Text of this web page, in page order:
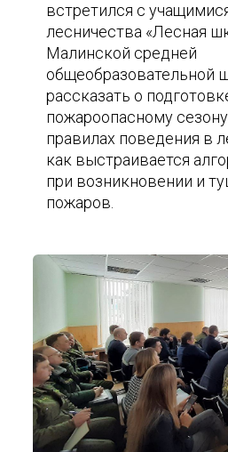
встретился с
лесничества «Лесная
Малинской средней
общеобразовательной
рассказать о
пожароопасному
правилах поведения в
как выстраивается
при возникновении и
пожаров.